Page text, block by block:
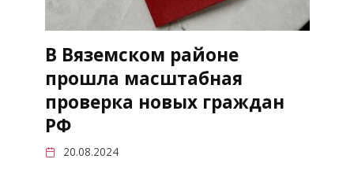
В Вяземском районе
прошла масштабная
проверка новых граждан
РФ
20.08.2024